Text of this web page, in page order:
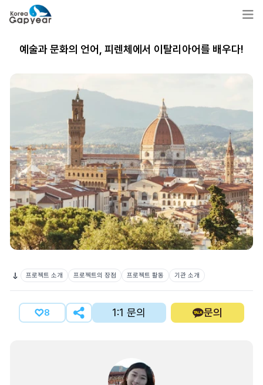
예술과 문화의 언어, 피렌체에서 이탈리아어를 배우다!
프로젝트 소개 프로젝트의 장점 프로젝트 활동 기관 소개
8 1:1 문의 문의